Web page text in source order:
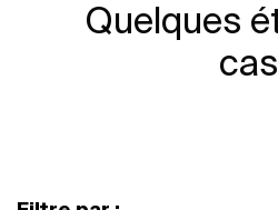
Quelques
cas